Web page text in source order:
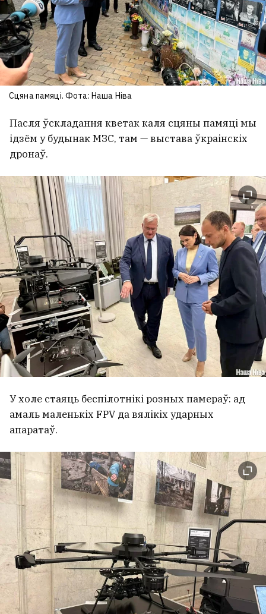
Сцяна памяці. Фота: Наша Ніва
Пасля ўскладання кветак каля сцяны памяці мы
ідзём у будынак МЗС, там — выстава ўкраінскіх
дронаў.
У холе стаяць беспілотнікі розных памераў: ад
амаль маленькіх FPV да вялікіх ударных
апаратаў.